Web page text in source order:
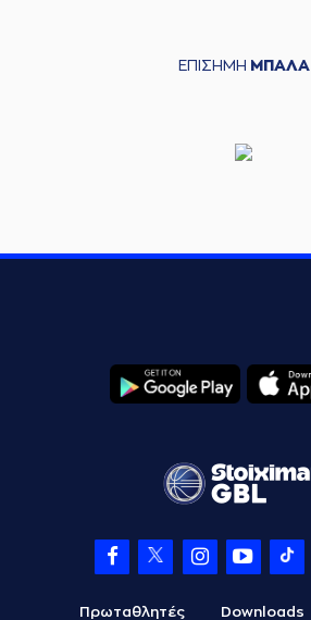
ΕΠΙΣΗΜΗ ΜΠΑΛΑ
Πρωταθλητές Downloads